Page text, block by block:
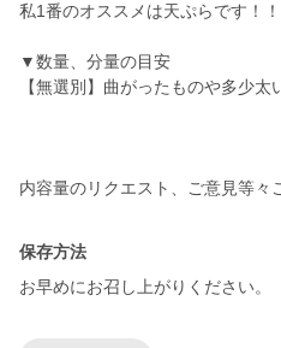
私1番のオススメは天ぷらです！
▼数量、分量の目安
【無選別】曲がったものや多少太
保存方法
お早めにお召し上がりください。